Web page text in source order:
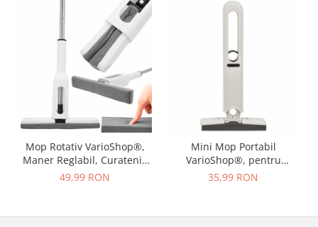
Mop Rotativ VarioShop®,
Maner Reglabil, Curatenie
Eficienta, Design
126 x 32 cm, Alb
49,99 RON
Mini Mop Portabil
VarioShop®, pentru
Curatarea Suprafetelor si a
de Folosit, pentru Casa,
35,99 RON